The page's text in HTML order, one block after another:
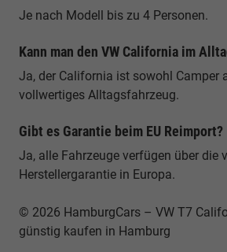
Je nach Modell bis zu 4 Personen.
Kann man den VW California im
Ja, der California ist sowohl Camper
vollwertiges Alltagsfahrzeug.
Gibt es Garantie beim EU Reimport?
Ja, alle Fahrzeuge verfügen über die
Herstellergarantie in Europa.
© 2026 HamburgCars – VW T7
günstig kaufen in Hamburg